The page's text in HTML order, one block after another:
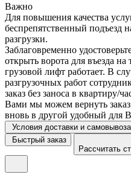
Важно
Для повышения качества
беспрепятственный подъезд
разгрузки.
Заблаговременно
открыть ворота для въезда
грузовой лифт работает. В
разгрузочных работ
заказ без заноса в квартиру/
Вами мы можем вернуть заказ
вновь в другой удобный для
Условия доставки и самовывоза
Быстрый заказ
Рассчитать